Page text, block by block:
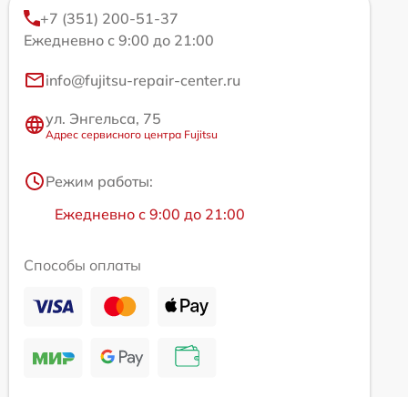
+7 (351) 200-51-37
Ежедневно с 9:00 до 21:00
info@fujitsu-repair-center.ru
ул. Энгельса, 75
Адрес сервисного центра Fujitsu
Режим работы:
Ежедневно с 9:00 до 21:00
Способы оплаты